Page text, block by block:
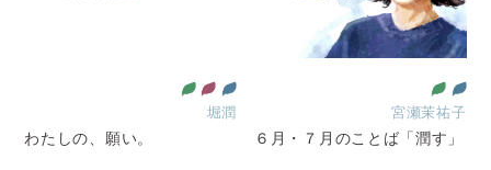
堀潤
わたしの、願い。
宮瀬茉祐子
６月・７月のことば「潤す」